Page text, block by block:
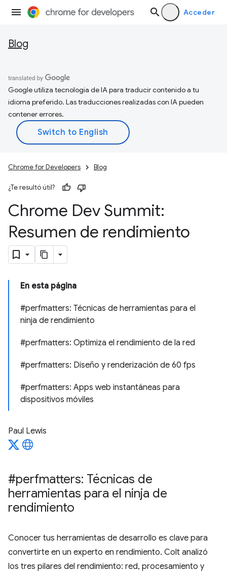
Acceder
Blog
Google utiliza tecnología de IA para traducir contenido a tu
idioma preferido. Las traducciones realizadas con IA pueden
contener errores.
Chrome for Developers Blog
¿Te resultó útil?
Chrome Dev Summit:
Resumen de rendimiento
En esta página
#perfmatters: Técnicas de herramientas para el
ninja de rendimiento
#perfmatters: Optimiza el rendimiento de la red
#perfmatters: Diseño y renderización de 60 fps
#perfmatters: Apps web instantáneas para
dispositivos móviles
Paul Lewis
#perfmatters: Técnicas de
herramientas para el ninja de
rendimiento
Conocer tus herramientas de desarrollo es clave para
convertirte en un experto en rendimiento. Colt analizó
los tres pilares del rendimiento: red, procesamiento y